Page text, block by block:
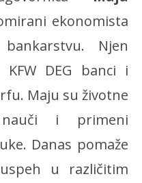
ekonomista
Njen
DEG banci i
Maju su životne
i primeni
Danas pomaže
u različitim